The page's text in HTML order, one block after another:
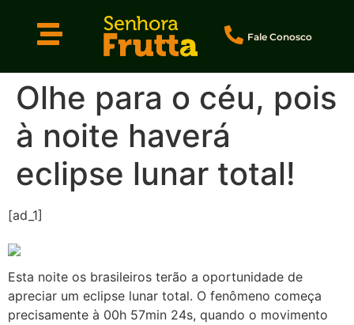
Fale Conosco
Olhe para o céu, pois
à noite haverá
eclipse lunar total!
[ad_1]
Esta noite os brasileiros terão a oportunidade de
apreciar um eclipse lunar total. O fenômeno começa
precisamente à 00h 57min 24s, quando o movimento